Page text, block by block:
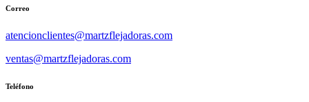
Correo
atencionclientes@martzflejadoras.com
ventas@martzflejadoras.com
Teléfono